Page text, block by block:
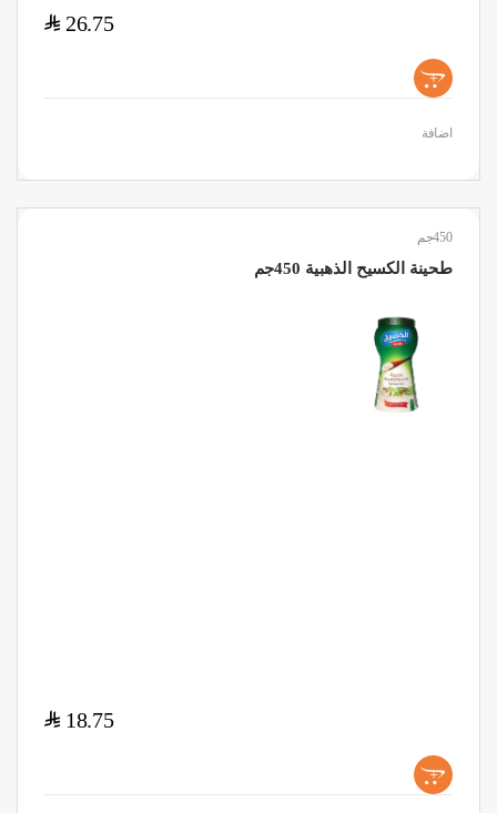
26.75
$
+
اضافة
450جم
طحينة الكسيح الذهبية 450جم
18.75
$
+